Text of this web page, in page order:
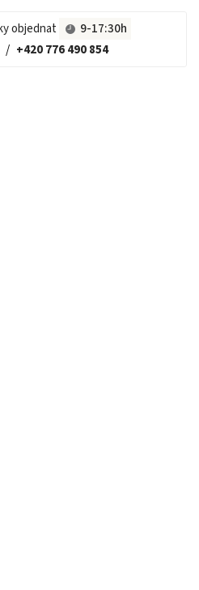
objednat
9-17:30h
/ +420 776 490 854